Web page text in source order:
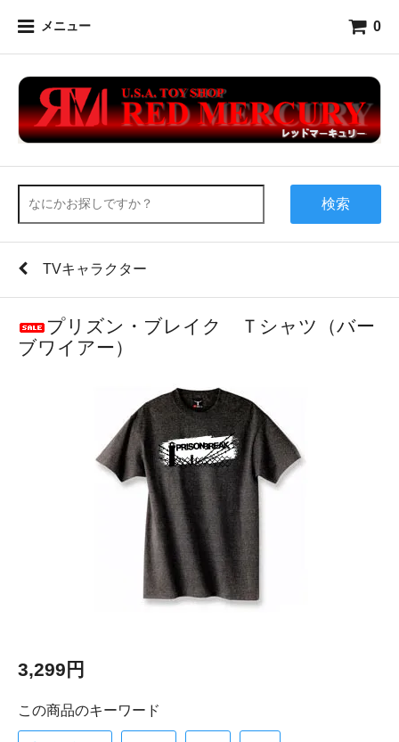
メニュー 0
検索
TVキャラクター
プリズン・ブレイク Ｔシャツ（バー
ブワイアー）
3,299円
この商品のキーワード